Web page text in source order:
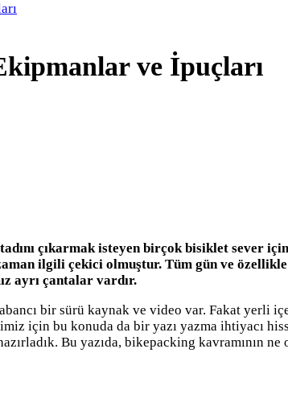
ve İpuçları
çıkarmak isteyen birçok bisiklet sever
ilgili çekici olmuştur. Tüm gün ve özellikle
ayrı çantalar vardır.
bir sürü kaynak ve video var. Fakat yerli
için bu konuda da bir yazı yazma ihtiyacı
Bu yazıda, bikepacking kavramının